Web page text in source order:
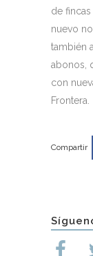
de
nuevo
también
abonos,
con
Frontera.
Compartir